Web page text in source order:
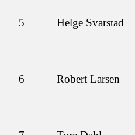
5 Helge Svarstad
6 Robert Larsen